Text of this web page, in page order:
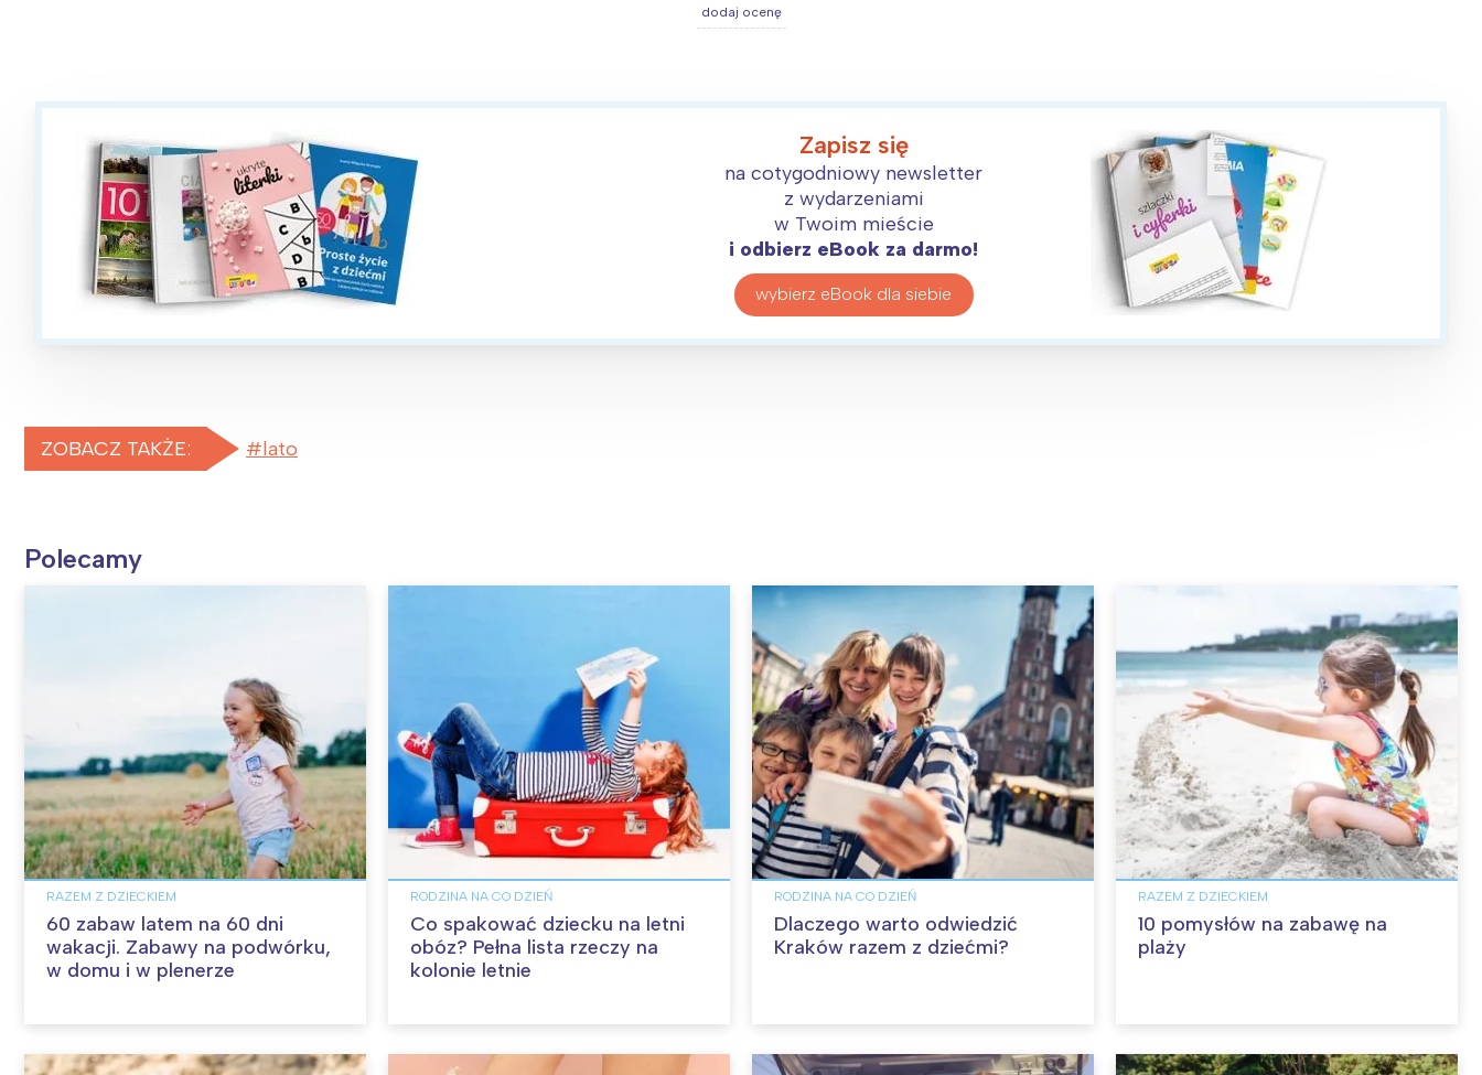
dodaj ocenę
Zapisz się
na cotygodniowy newsletter
z wydarzeniami
w Twoim mieście
i odbierz eBook za darmo!
wybierz eBook dla siebie
ZOBACZ TAKŻE: lato
Polecamy
RAZEM Z DZIECKIEM
60 zabaw latem na 60 dni
wakacji. Zabawy na podwórku,
w domu i w plenerze
RODZINA NA CO DZIEŃ
Co spakować dziecku na letni
obóz? Pełna lista rzeczy na
kolonie letnie
RODZINA NA CO DZIEŃ
Dlaczego warto odwiedzić
Kraków razem z dziećmi?
RAZEM Z DZIECKIEM
10 pomysłów na zabawę na
plaży